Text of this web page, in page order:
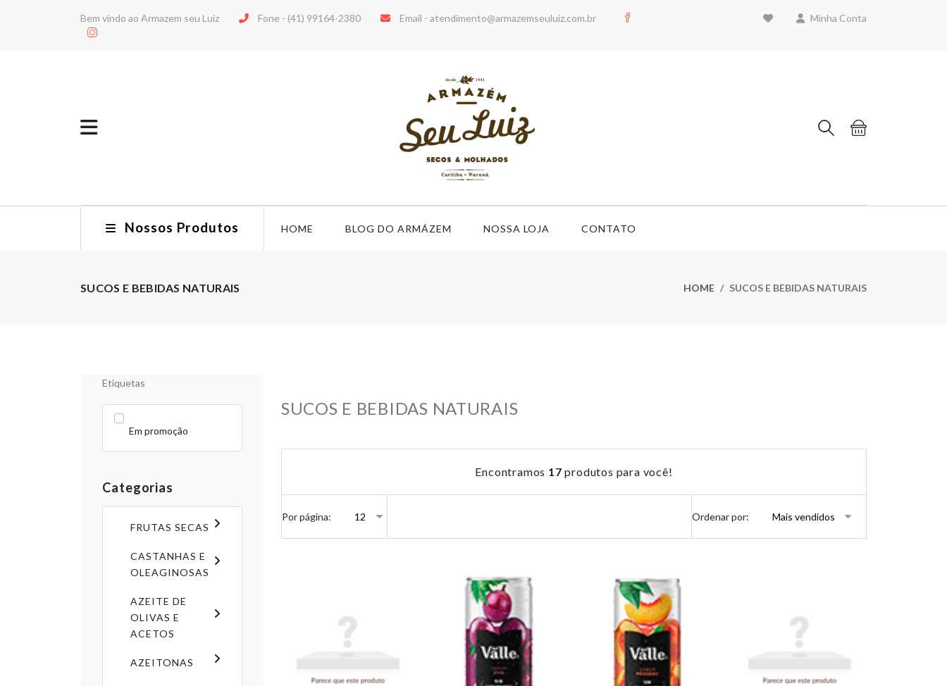
Bem vindo ao Armazem seu Luiz Fone - (41) 99164-2380 Email - atendimento@armazemseuluiz.com.br Minha Conta
Nossos Produtos HOME BLOG DO ARMÁZEM NOSSA LOJA CONTATO
SUCOS E BEBIDAS NATURAIS HOME SUCOS E BEBIDAS NATURAIS
Etiquetas
Em promoção
Categorias
FRUTAS SECAS
CASTANHAS E
OLEAGINOSAS
AZEITE DE
OLIVAS E
ACETOS
AZEITONAS
SUCOS E BEBIDAS NATURAIS
Encontramos 17 produtos para você!
Por página: Ordenar por: